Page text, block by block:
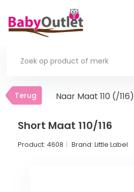
Terug
Thuis
In de box
Terug Naar Maat 110 (/116)
Short Maat 110/116
Product: 4608 Brand: Little Label